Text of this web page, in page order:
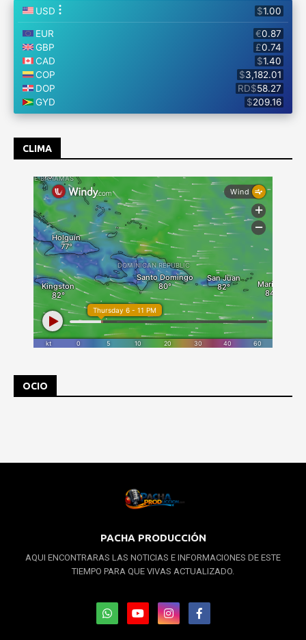
CLIMA
OCIO
PACHA PRODUCCIÓN
AQUI ENCONTRARAS LAS NOTICIAS E INFORMACIONES DE ESTE
TIEMPO PARA QUE VIVAS ACTUALIZADO.